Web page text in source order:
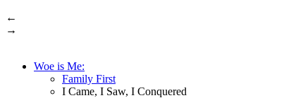
←
→
Woe is Me:
Family First
I Came, I Saw, I Conquered